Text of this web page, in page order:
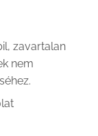
zavartalan
nem